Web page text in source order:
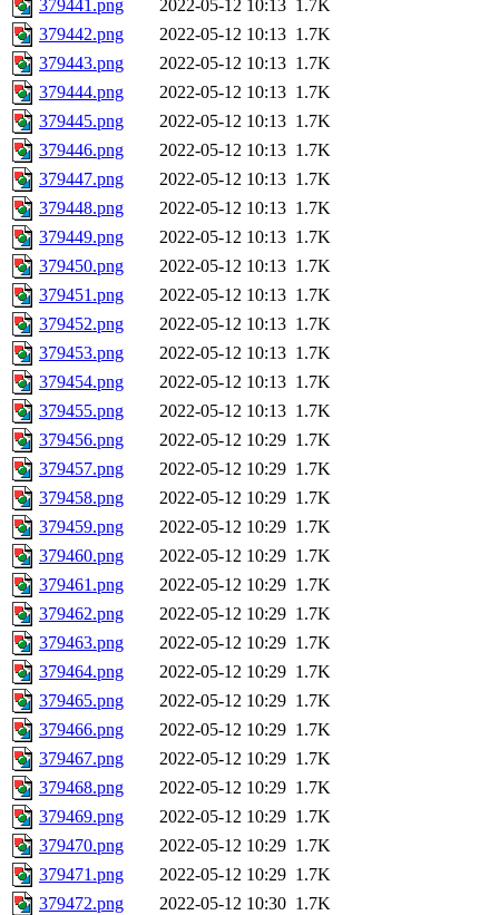
379441.png
2022-05-12 10:13 1.7K
379442.png
2022-05-12 10:13 1.7K
379443.png
2022-05-12 10:13 1.7K
379444.png
2022-05-12 10:13 1.7K
379445.png
2022-05-12 10:13 1.7K
379446.png
2022-05-12 10:13 1.7K
379447.png
2022-05-12 10:13 1.7K
379448.png
2022-05-12 10:13 1.7K
379449.png
2022-05-12 10:13 1.7K
379450.png
2022-05-12 10:13 1.7K
379451.png
2022-05-12 10:13 1.7K
379452.png
2022-05-12 10:13 1.7K
379453.png
2022-05-12 10:13 1.7K
379454.png
2022-05-12 10:13 1.7K
379455.png
2022-05-12 10:13 1.7K
379456.png
2022-05-12 10:29 1.7K
379457.png
2022-05-12 10:29 1.7K
379458.png
2022-05-12 10:29 1.7K
379459.png
2022-05-12 10:29 1.7K
379460.png
2022-05-12 10:29 1.7K
379461.png
2022-05-12 10:29 1.7K
379462.png
2022-05-12 10:29 1.7K
379463.png
2022-05-12 10:29 1.7K
379464.png
2022-05-12 10:29 1.7K
379465.png
2022-05-12 10:29 1.7K
379466.png
2022-05-12 10:29 1.7K
379467.png
2022-05-12 10:29 1.7K
379468.png
2022-05-12 10:29 1.7K
379469.png
2022-05-12 10:29 1.7K
379470.png
2022-05-12 10:29 1.7K
379471.png
2022-05-12 10:29 1.7K
379472.png
2022-05-12 10:30 1.7K